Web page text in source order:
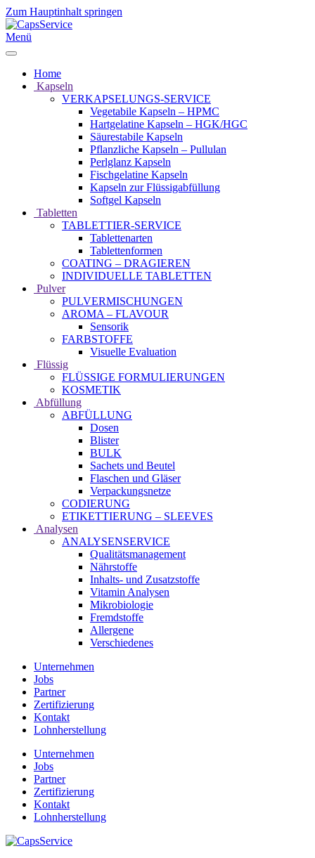
Zum Hauptinhalt springen
Menü
Home
Kapseln
VERKAPSELUNGS-SERVICE
Vegetabile Kapseln – HPMC
Hartgelatine Kapseln – HGK/HGC
Säurestabile Kapseln
Pflanzliche Kapseln – Pullulan
Perlglanz Kapseln
Fischgelatine Kapseln
Kapseln zur Flüssigabfüllung
Softgel Kapseln
Tabletten
TABLETTIER-SERVICE
Tablettenarten
Tablettenformen
COATING – DRAGIEREN
INDIVIDUELLE TABLETTEN
Pulver
PULVERMISCHUNGEN
AROMA – FLAVOUR
Sensorik
FARBSTOFFE
Visuelle Evaluation
Flüssig
FLÜSSIGE FORMULIERUNGEN
KOSMETIK
Abfüllung
ABFÜLLUNG
Dosen
Blister
BULK
Sachets und Beutel
Flaschen und Gläser
Verpackungsnetze
CODIERUNG
ETIKETTIERUNG – SLEEVES
Analysen
ANALYSENSERVICE
Qualitätsmanagement
Nährstoffe
Inhalts- und Zusatzstoffe
Vitamin Analysen
Mikrobiologie
Fremdstoffe
Allergene
Verschiedenes
Unternehmen
Jobs
Partner
Zertifizierung
Kontakt
Lohnherstellung
Unternehmen
Jobs
Partner
Zertifizierung
Kontakt
Lohnherstellung